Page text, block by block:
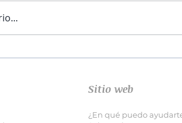
Sitio web
¿En qué puedo